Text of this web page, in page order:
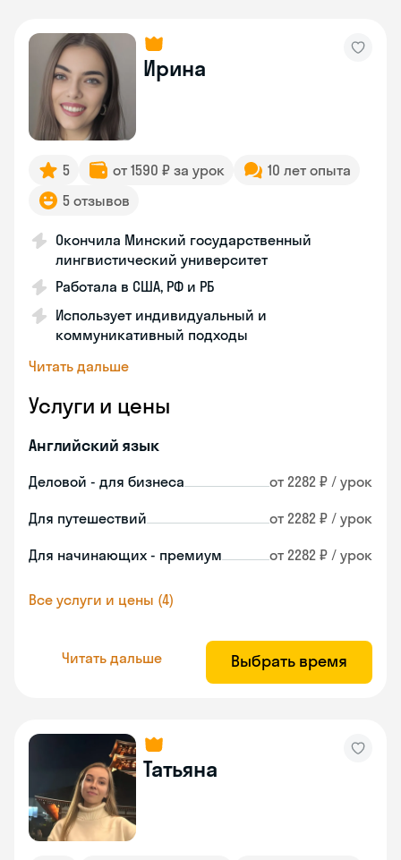
Ирина
5 от 1590 ₽ за урок
10 лет опыта
5 отзывов
Окончила Минский государственный
лингвистический университет
Работала в США, РФ и РБ
Использует индивидуальный и
коммуникативный подходы
Читать дальше
Услуги и цены
Английский язык
Деловой - для бизнеса от 2282 ₽ / урок
Для путешествий от 2282 ₽ / урок
Для начинающих - премиум от 2282 ₽ / урок
Все услуги и цены (4)
Читать дальше Выбрать время
Татьяна